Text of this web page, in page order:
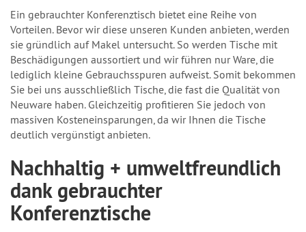
Ein gebrauchter Konferenztisch bietet eine Reihe von
Vorteilen. Bevor wir diese unseren Kunden anbieten, werden
sie gründlich auf Makel untersucht. So werden Tische mit
Beschädigungen aussortiert und wir führen nur Ware, die
lediglich kleine Gebrauchsspuren aufweist. Somit bekommen
Sie bei uns ausschließlich Tische, die fast die Qualität von
Neuware haben. Gleichzeitig profitieren Sie jedoch von
massiven Kosteneinsparungen, da wir Ihnen die Tische
deutlich vergünstigt anbieten.
Nachhaltig + umweltfreundlich
dank gebrauchter
Konferenztische